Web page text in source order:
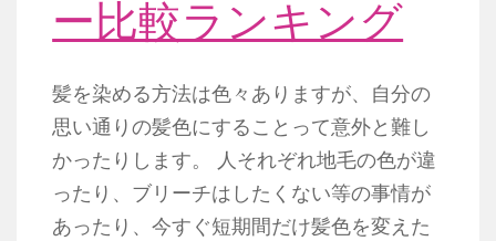
ー比較ランキング
髪を染める方法は色々ありますが、自分の
思い通りの髪色にすることって意外と難し
かったりします。 人それぞれ地毛の色が違
ったり、ブリーチはしたくない等の事情が
あったり、今すぐ短期間だけ髪色を変えた